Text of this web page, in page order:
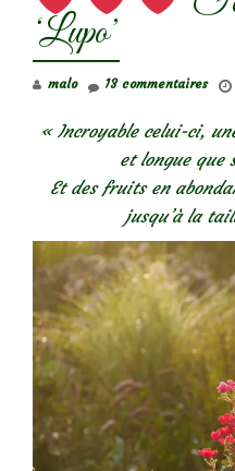
‘Lupo’
malo 13 commentaires
« Incroyable celui-ci,
et longue que
Et des fruits en
jusqu’à la